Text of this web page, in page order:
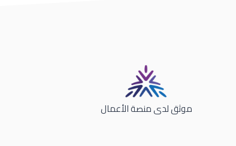
موثق لدى منصة الأعمال